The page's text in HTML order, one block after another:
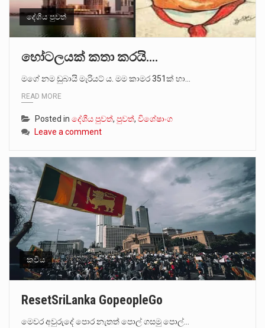
දේශීය පුවත්
හෝටලයක් කතා කරයි….
මගේ නම ඩුබායි මැරියට් ය. මම කාමර 351ක් හා…
READ MORE
Posted in දේශීය පුවත්, පුවත්, විශේෂාංග
Leave a comment
කවිය
ResetSriLanka GopeopleGo
මෙවර අවුරුදේ පොර නැතත් පොල් ගසමු පොල්…